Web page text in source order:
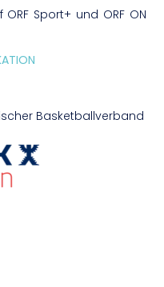
Sport+ und ORF ON
Basketballverband